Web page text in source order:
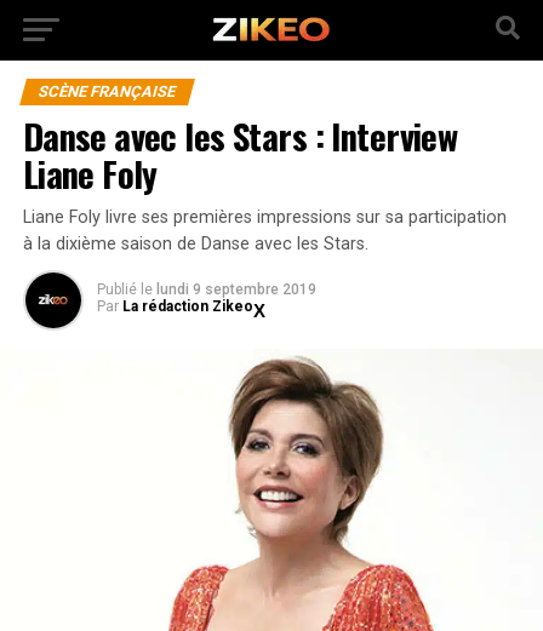
SCÈNE FRANÇAISE
Danse avec les Stars : Interview
Liane Foly
Liane Foly livre ses premières impressions sur sa participation
à la dixième saison de Danse avec les Stars.
Publié le lundi 9 septembre 2019
Par La rédaction Zikeo